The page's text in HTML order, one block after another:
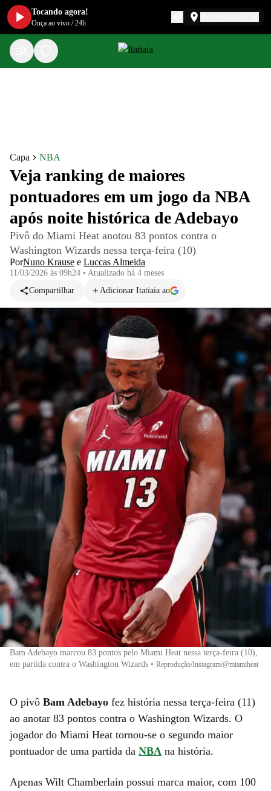
Capa NBA
Veja ranking de maiores
pontuadores em um jogo da NBA
após noite histórica de Adebayo
Pivô do Miami Heat anotou 83 pontos contra o
Washington Wizards nessa terça-feira (10)
PorNuno Krause e Luccas Almeida
11/03/2026 às 09h24 • Atualizado há 4 meses
Compartilhar
Adicionar Itatiaia ao
Bam Adebayo marcou 83 pontos pelo Miami Heat nessa terça-feira (10),
em partida contra o Washington Wizards • Reprodução/Instagram/@miamiheat
O pivô Bam Adebayo fez história nessa terça-feira (11)
ao anotar 83 pontos contra o Washington Wizards. O
jogador do Miami Heat tornou-se o segundo maior
pontuador de uma partida da NBA na história.
Apenas Wilt Chamberlain possui marca maior, com 100
Tocando agora!
Ouça ao vivo /24h